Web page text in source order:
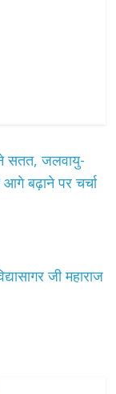
सतत, जलवायु-
बढ़ाने पर चर्चा
जी महाराज